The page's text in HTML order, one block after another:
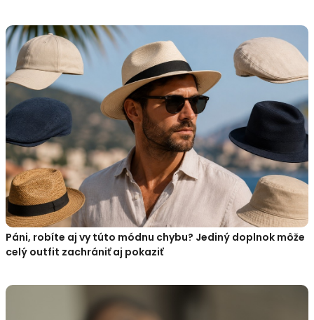
Páni, robíte aj vy túto módnu chybu? Jediný doplnok môže
celý outfit zachrániť aj pokaziť